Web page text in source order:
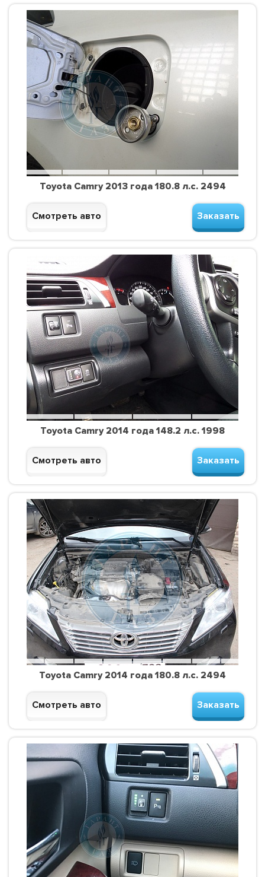
Toyota Camry 2013 года 180.8 л.с. 2494
Смотреть авто Заказать
Toyota Camry 2014 года 148.2 л.с. 1998
Смотреть авто Заказать
Toyota Camry 2014 года 180.8 л.с. 2494
Смотреть авто Заказать